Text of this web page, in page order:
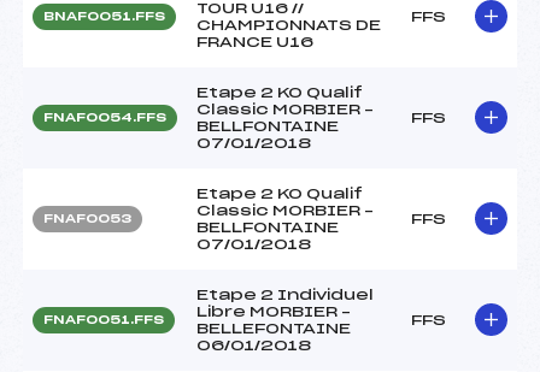
BNAF0051.FFS
TOUR U16 //
CHAMPIONNATS DE
FRANCE U16
FFS
FNAF0054.FFS
Etape 2 KO Qualif
Classic MORBIER –
BELLFONTAINE
07/01/2018
FFS
FNAF0053
Etape 2 KO Qualif
Classic MORBIER –
BELLFONTAINE
07/01/2018
FFS
FNAF0051.FFS
Etape 2 Individuel
Libre MORBIER –
BELLEFONTAINE
06/01/2018
FFS